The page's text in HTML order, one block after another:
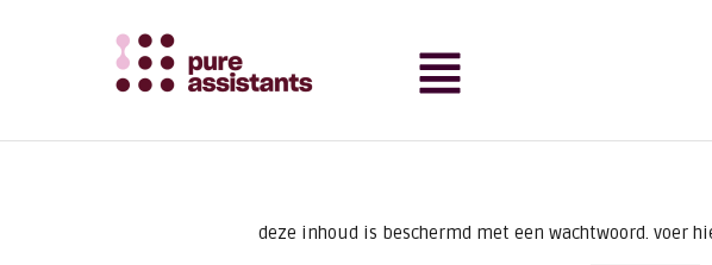
deze inhoud is beschermd met een wachtwoord. voer